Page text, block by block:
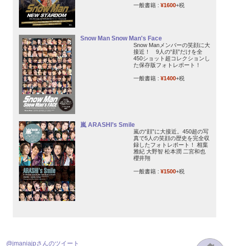
一般書籍 : ¥1600+税
Snow Man Snow Man's Face
Snow Manメンバーの笑顔に大
接近！ 9人の“顔”だけを全
450ショット超コレクションし
た保存版フォトレポート！
一般書籍 : ¥1400+税
嵐 ARASHI’s Smile
嵐の“顔”に大接近。450超の写
真で5人の笑顔の歴史を完全収
録したフォトレポート！ 相葉
雅紀 大野智 松本潤 二宮和也
櫻井翔
一般書籍 : ¥1500+税
@jmaniajpさんのツイート